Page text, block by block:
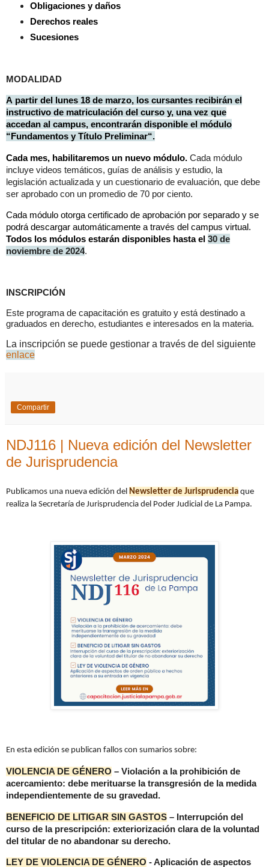
Obligaciones y daños
Derechos reales
Sucesiones
MODALIDAD
A partir del lunes 18 de marzo, los cursantes recibirán el
instructivo de matriculación del curso y, una vez que
accedan al campus, encontrarán disponible el módulo
“Fundamentos y Título Preliminar“.
Cada mes, habilitaremos un nuevo módulo. Cada módulo
incluye videos temáticos, guías de análisis y estudio, la
legislación actualizada y un cuestionario de evaluación, que debe
ser aprobado con un promedio de 70 por ciento.
Cada módulo otorga certificado de aprobación por separado y se
podrá descargar automáticamente a través del campus virtual.
Todos los módulos estarán disponibles hasta el 30 de
noviembre de 2024.
INSCRIPCIÓN
Este programa de capacitación es gratuito y está destinado a
graduados en derecho, estudiantes e interesados en la materia.
La inscripción se puede gestionar a través de del siguiente
enlace
Compartir
NDJ116 | Nueva edición del Newsletter
de Jurisprudencia
Publicamos una nueva edición del Newsletter de Jurisprudenciaque
realiza la Secretaría de Jurisprudencia del Poder Judicial de La Pampa.
En esta edición se publican fallos con sumarios sobre:
VIOLENCIA DE GÉNERO – Violación a la prohibición de
acercamiento: debe merituarse la transgresión de la medida
independientemente de su gravedad.
BENEFICIO DE LITIGAR SIN GASTOS – Interrupción del
curso de la prescripción: exteriorización clara de la voluntad
del titular de no abandonar su derecho.
LEY DE VIOLENCIA DE GÉNERO - Aplicación de aspectos